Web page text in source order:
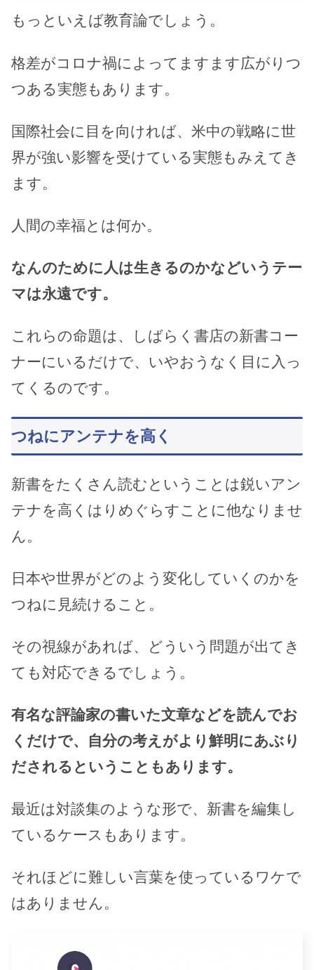
もっといえば教育論でしょう。
格差がコロナ禍によってますます広がりつ
つある実態もあります。
国際社会に目を向ければ、米中の戦略に世
界が強い影響を受けている実態もみえてき
ます。
人間の幸福とは何か。
なんのために人は生きるのかなどいうテー
マは永遠です。
これらの命題は、しばらく書店の新書コー
ナーにいるだけで、いやおうなく目に入っ
てくるのです。
つねにアンテナを高く
新書をたくさん読むということは鋭いアン
テナを高くはりめぐらすことに他なりませ
ん。
日本や世界がどのよう変化していくのかを
つねに見続けること。
その視線があれば、どういう問題が出てき
ても対応できるでしょう。
有名な評論家の書いた文章などを読んでお
くだけで、自分の考えがより鮮明にあぶり
だされるということもあります。
最近は対談集のような形で、新書を編集し
ているケースもあります。
それほどに難しい言葉を使っているワケで
はありません。